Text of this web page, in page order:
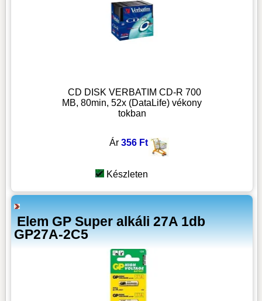
CD DISK VERBATIM CD-R 700
MB, 80min, 52x (DataLife) vékony
tokban
Ár 356 Ft
Készleten
Elem GP Super alkáli 27A 1db
GP27A-2C5